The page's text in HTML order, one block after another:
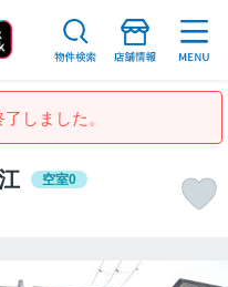
しました。
空室0